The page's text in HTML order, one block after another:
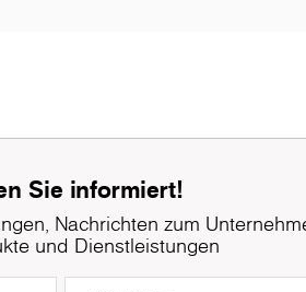
Sie informiert!
Nachrichten zum
und Dienstleistungen